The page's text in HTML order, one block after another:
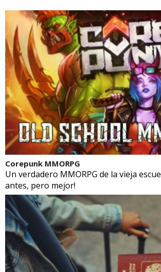
Corepunk MMORPG
Un verdadero MMORPG de la vieja
antes, pero mejor!